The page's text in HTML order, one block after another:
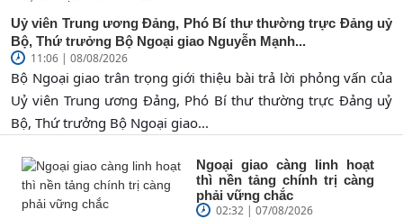
Uỷ viên Trung ương Đảng, Phó Bí thư thường trực Đảng uỷ
Bộ, Thứ trưởng Bộ Ngoại giao Nguyễn Mạnh...
11:06 | 08/08/2026
Bộ Ngoại giao trân trọng giới thiệu bài trả lời phỏng vấn của
Uỷ viên Trung ương Đảng, Phó Bí thư thường trực Đảng uỷ
Bộ, Thứ trưởng Bộ Ngoại giao...
Ngoại giao càng linh hoạt
thì nền tảng chính trị càng
phải vững chắc
02:32 | 07/08/2026